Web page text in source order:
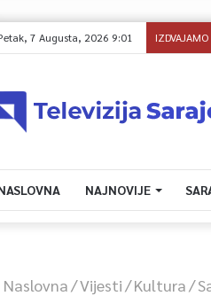
7 Augusta, 2026 9:01 IZDVAJAMO
NAJNOVIJE
Naslovna/Vijesti/Kultura/